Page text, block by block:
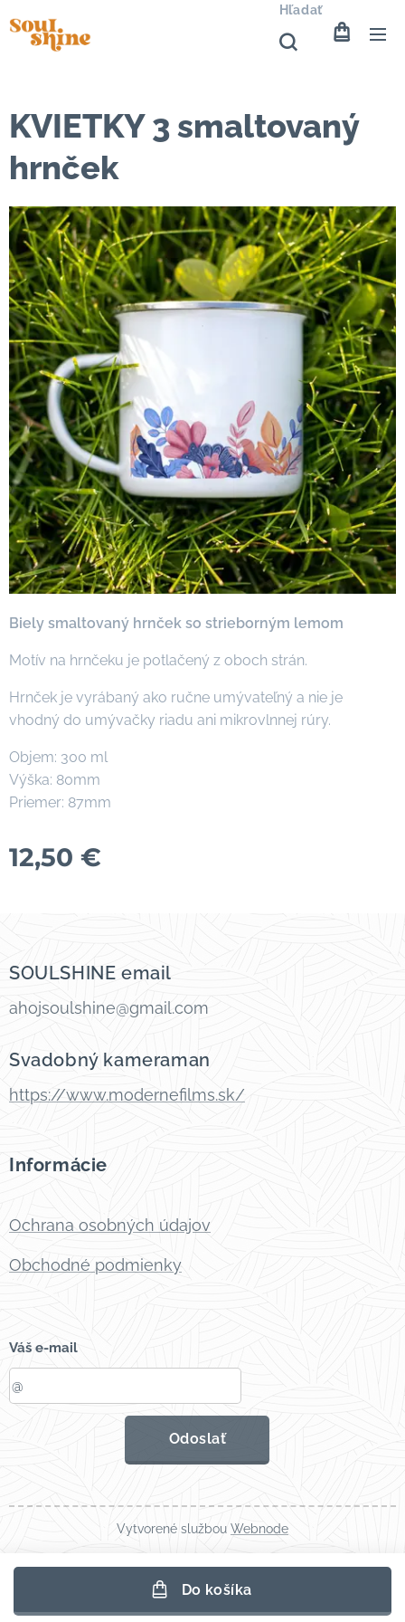
Hľadať
KVIETKY 3 smaltovaný
hrnček
Biely smaltovaný hrnček so strieborným lemom
Motív na hrnčeku je potlačený z oboch strán.
Hrnček je vyrábaný ako ručne umývateľný a nie je
vhodný do umývačky riadu ani mikrovlnnej rúry.
Objem: 300 ml
Výška: 80mm
Priemer: 87mm
12,50 €
Do košíka
SOULSHINE email
ahojsoulshine@gmail.com
Svadobný kameraman
https://www.modernefilms.sk/
Informácie
Ochrana osobných údajov
Obchodné podmienky
Váš e-mail
Odoslať
Vytvorené službou Webnode